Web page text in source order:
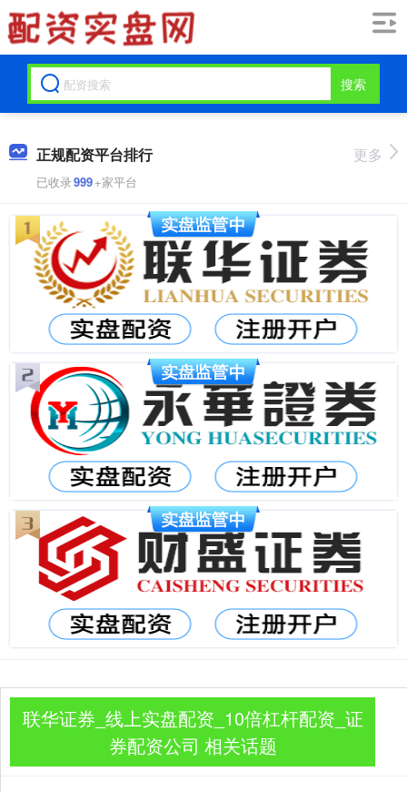
搜索
正规配资平台排行
已收录999+家平台
更多
联华证券_线上实盘配资_10倍杠杆配资_证
券配资公司 相关话题